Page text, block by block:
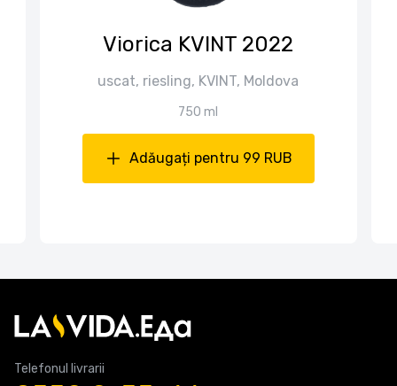
Viorica KVINT 2022
uscat, riesling, KVINT, Moldova
750 ml
Adăugați pentru 99 RUB
Telefonul livrarii